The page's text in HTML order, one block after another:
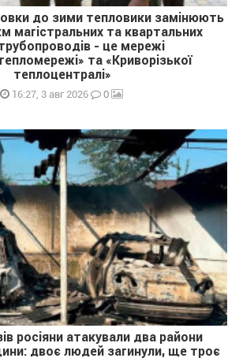
до зими тепловики замінюють
магістральних та квартальних
- це мережі
та «Криворізької
теплоцентралі»
16:27, 3 авг 2026 0
росіяни атакували два райони
двоє людей загинули, ще троє